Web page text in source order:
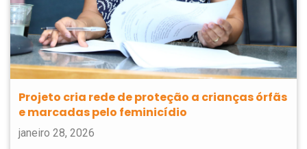
Projeto cria rede de proteção a crianças órfãs
e marcadas pelo feminicídio
janeiro 28, 2026